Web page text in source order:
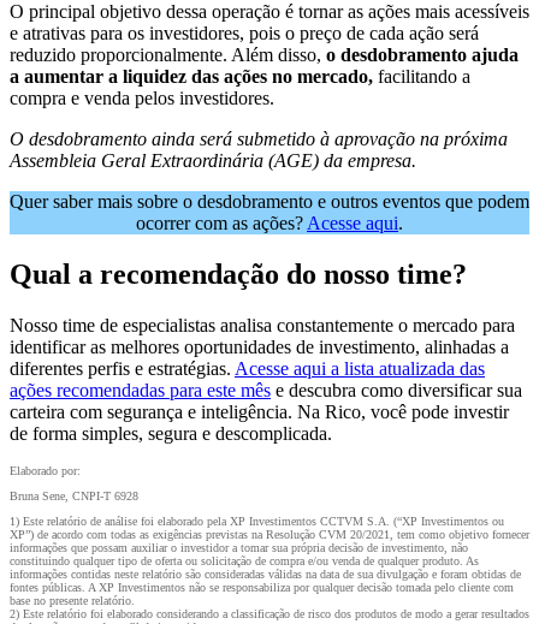
O principal objetivo dessa operação é tornar as ações mais acessíveis
e atrativas para os investidores, pois o preço de cada ação será
reduzido proporcionalmente. Além disso, o desdobramento ajuda
a aumentar a liquidez das ações no mercado, facilitando a
compra e venda pelos investidores.
O desdobramento ainda será submetido à aprovação na próxima
Assembleia Geral Extraordinária (AGE) da empresa.
Quer saber mais sobre o desdobramento e outros eventos que podem
ocorrer com as ações? Acesse aqui.
Qual a recomendação do nosso time?
Nosso time de especialistas analisa constantemente o mercado para
identificar as melhores oportunidades de investimento, alinhadas a
diferentes perfis e estratégias. Acesse aqui a lista atualizada das
ações recomendadas para este mês e descubra como diversificar sua
carteira com segurança e inteligência. Na Rico, você pode investir
de forma simples, segura e descomplicada.
Elaborado por:
Bruna Sene, CNPI-T 6928
1) Este relatório de análise foi elaborado pela XP Investimentos CCTVM S.A. (“XP Investimentos ou
XP”) de acordo com todas as exigências previstas na Resolução CVM 20/2021, tem como objetivo fornecer
informações que possam auxiliar o investidor a tomar sua própria decisão de investimento, não
constituindo qualquer tipo de oferta ou solicitação de compra e/ou venda de qualquer produto. As
informações contidas neste relatório são consideradas válidas na data de sua divulgação e foram obtidas de
fontes públicas. A XP Investimentos não se responsabiliza por qualquer decisão tomada pelo cliente com
base no presente relatório.
2) Este relatório foi elaborado considerando a classificação de risco dos produtos de modo a gerar resultados